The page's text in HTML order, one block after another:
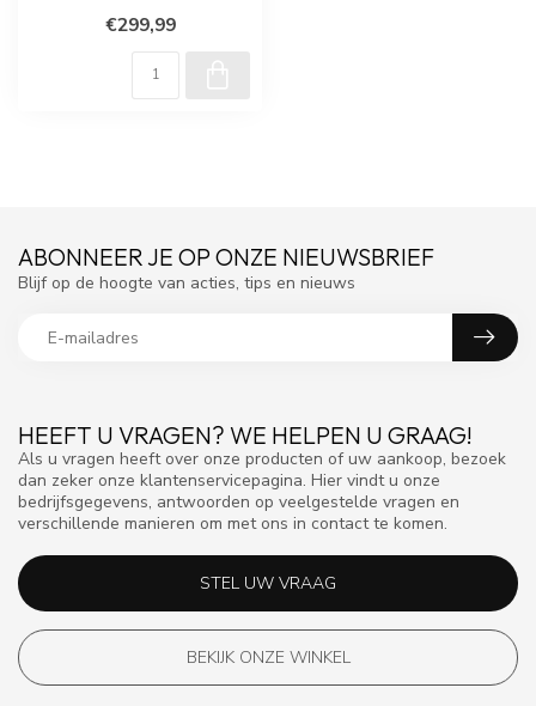
€299,99
HEEFT U VRAGEN? WE HELPEN U GRAAG!
Als u vragen heeft over onze producten of uw aankoop, bezoek
dan zeker onze klantenservicepagina. Hier vindt u onze
bedrijfsgegevens, antwoorden op veelgestelde vragen en
verschillende manieren om met ons in contact te komen.
STEL UW VRAAG
BEKIJK ONZE WINKEL
ABONNEER JE OP ONZE NIEUWSBRIEF
Blijf op de hoogte van acties, tips en nieuws